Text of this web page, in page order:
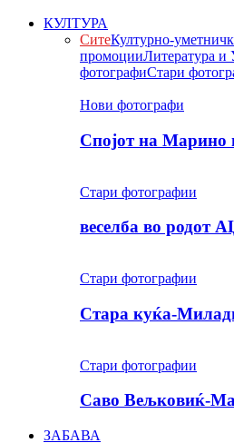
КУЛТУРА
СитеКултурно-
промоцииЛитература и
фотографиСтари
Нови фотографи
Спојот на Марино
Стари фотографии
веселба во
Стари фотографии
Стара куќа-
Стари фотографии
Саво Вељковиќ-
ЗАБАВА